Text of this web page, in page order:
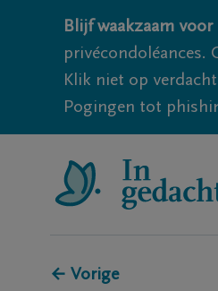
Blijf waakzaam
privécondoléances.
Klik niet op
Pogingen tot
← Vorige